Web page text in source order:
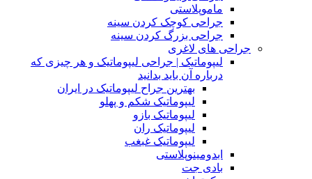
ماموپلاستی
جراحی کوچک کردن سینه
جراحی بزرگ کردن سینه
جراحی های لاغری
لیپوماتیک | جراحی لیپوماتیک و هر چیزی که
درباره آن باید بدانید
بهترین جراح لیپوماتیک در ایران
لیپوماتیک شکم و پهلو
لیپوماتیک بازو
لیپوماتیک ران
لیپوماتیک غبغب
ابدومینوپلاستی
بادی‌ جت